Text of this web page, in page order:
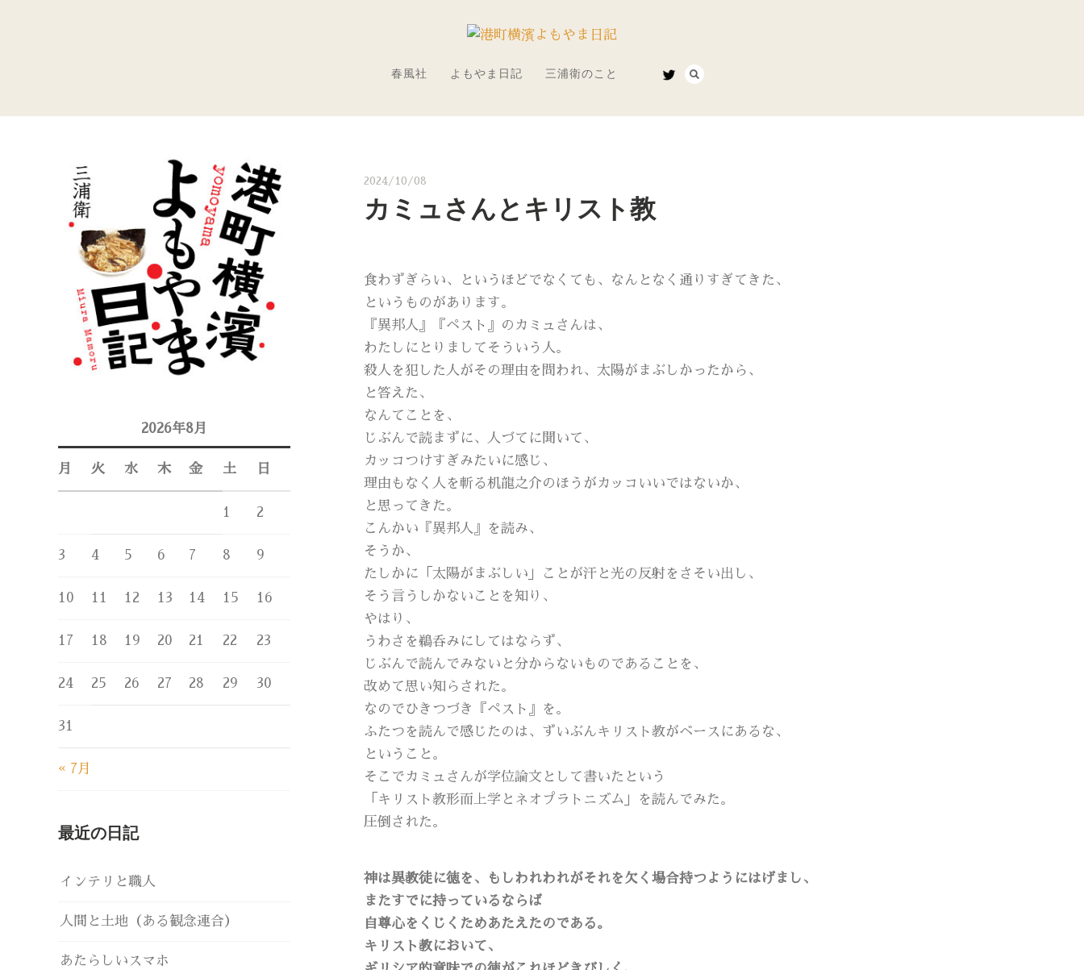
春風社 よもやま日記 三浦衛のこと
2024/10/08
カミュさんとキリスト教
食わずぎらい、というほどでなくても、なんとなく通りすぎてきた、
というものがあります。
『異邦人』『ペスト』のカミュさんは、
わたしにとりましてそういう人。
殺人を犯した人がその理由を問われ、太陽がまぶしかったから、
と答えた、
なんてことを、
じぶんで読まずに、人づてに聞いて、
カッコつけすぎみたいに感じ、
理由もなく人を斬る机龍之介のほうがカッコいいではないか、
と思ってきた。
こんかい『異邦人』を読み、
そうか、
たしかに「太陽がまぶしい」ことが汗と光の反射をさそい出し、
そう言うしかないことを知り、
やはり、
うわさを鵜呑みにしてはならず、
じぶんで読んでみないと分からないものであることを、
改めて思い知らされた。
なのでひきつづき『ペスト』を。
ふたつを読んで感じたのは、ずいぶんキリスト教がベースにあるな、
ということ。
そこでカミュさんが学位論文として書いたという
「キリスト教形而上学とネオプラトニズム」を読んでみた。
圧倒された。
神は異教徒に徳を、もしわれわれがそれを欠く場合持つようにはげまし、
またすでに持っているならば
自尊心をくじくためあたえたのである。
キリスト教において、
2026年8月
月 火 水 木 金 土 日
« 7月
1 2
3 4 5 6 7 8 9
10 11 12 13 14 15 16
17 18 19 20 21 22 23
24 25 26 27 28 29 30
31
最近の日記
インテリと職人
人間と土地（ある観念連合）
あたらしいスマホ